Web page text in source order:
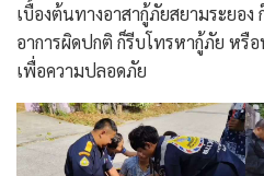
เบื้องต้นทางอาสากู้ภัยสยามระยอ
อาการผิดปกติ ก็รีบโทรหากู้ภัย หรื
เพื่อความปลอดภัย